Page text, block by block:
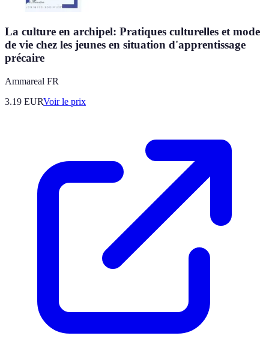
La culture en archipel: Pratiques culturelles et mode
de vie chez les jeunes en situation d'apprentissage
précaire
Ammareal FR
3.19 EURVoir le prix